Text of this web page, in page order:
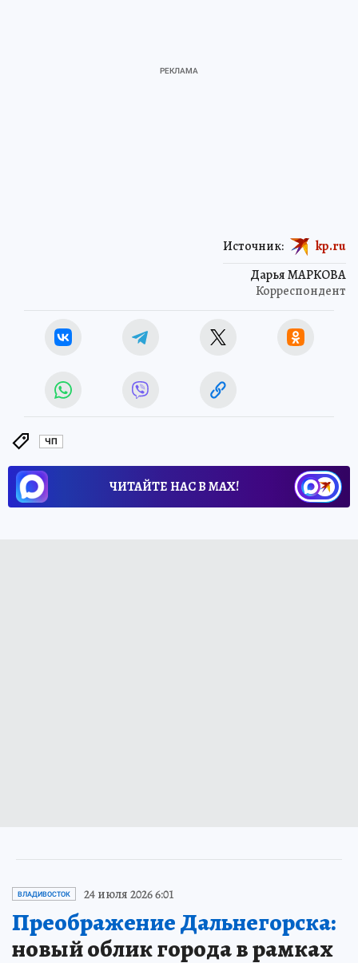
Дарья МАРКОВА
Корреспондент
Источник: kp.ru
ЧП
ЧИТАЙТЕ НАС В МАХ!
ВЛАДИВОСТОК 24 июля 2026 6:01
Преображение Дальнегорска:
новый облик города в рамках